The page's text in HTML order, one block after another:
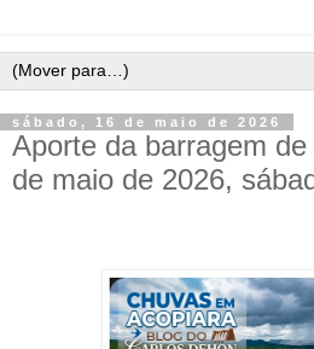
sábado, 16 de maio de 2026
Aporte da barragem
de maio de 2026,